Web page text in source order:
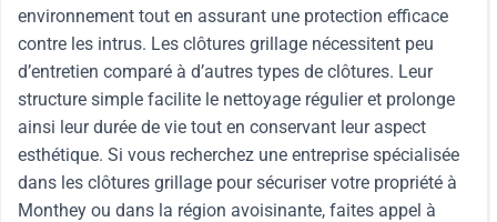
environnement tout en assurant une protection efficace
contre les intrus. Les clôtures grillage nécessitent peu
d’entretien comparé à d’autres types de clôtures. Leur
structure simple facilite le nettoyage régulier et prolonge
ainsi leur durée de vie tout en conservant leur aspect
esthétique. Si vous recherchez une entreprise spécialisée
dans les clôtures grillage pour sécuriser votre propriété à
Monthey ou dans la région avoisinante, faites appel à